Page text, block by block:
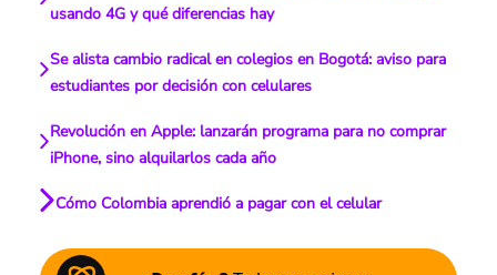
usando 4G y qué diferencias hay
Se alista cambio radical en colegios en Bogotá: aviso para
estudiantes por decisión con celulares
Revolución en Apple: lanzarán programa para no comprar
iPhone, sino alquilarlos cada año
Cómo Colombia aprendió a pagar con el celular